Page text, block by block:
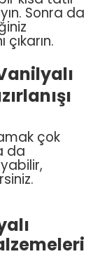
Sonra da
çok
da